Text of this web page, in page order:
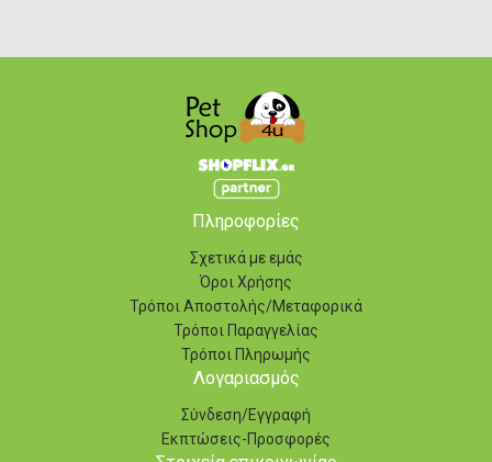
Πληροφορίες
Σχετικά με εμάς
Όροι Χρήσης
Τρόποι Αποστολής/Μεταφορικά
Τρόποι Παραγγελίας
Τρόποι Πληρωμής
Λογαριασμός
Σύνδεση/Εγγραφή
Εκπτώσεις-Προσφορές